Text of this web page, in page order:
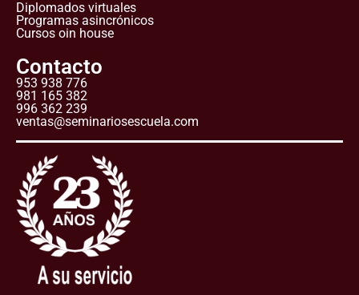
Diplomados virtuales
Programas asincrónicos
Cursos oin house
Contacto
953 938 776
981 165 382
996 362 239
ventas@seminariosescuela.com